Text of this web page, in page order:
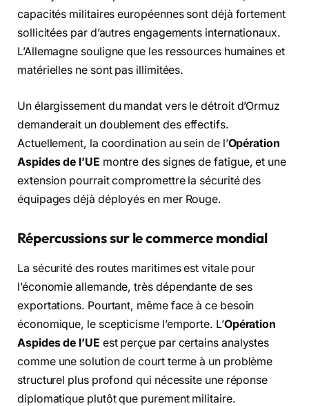
capacités militaires européennes sont déjà fortement
sollicitées par d’autres engagements internationaux.
L’Allemagne souligne que les ressources humaines et
matérielles ne sont pas illimitées.
Un élargissement du mandat vers le détroit d’Ormuz
demanderait un doublement des effectifs.
Actuellement, la coordination au sein de l’Opération
Aspides de l’UE montre des signes de fatigue, et une
extension pourrait compromettre la sécurité des
équipages déjà déployés en mer Rouge.
Répercussions sur le commerce mondial
La sécurité des routes maritimes est vitale pour
l’économie allemande, très dépendante de ses
exportations. Pourtant, même face à ce besoin
économique, le scepticisme l’emporte. L’Opération
Aspides de l’UE est perçue par certains analystes
comme une solution de court terme à un problème
structurel plus profond qui nécessite une réponse
diplomatique plutôt que purement militaire.